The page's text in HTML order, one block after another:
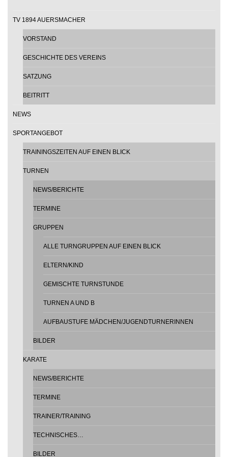
TV 1894 AUERSMACHER
VORSTAND
GESCHICHTE DES VEREINS
SATZUNG
BEITRITT
NEWS
SPORTANGEBOT
TRAININGSZEITEN AUF EINEN BLICK
TURNEN
NEWS/BERICHTE
TERMINE
GRUPPEN
ALLE TURNGRUPPEN AUF EINEN BLICK
ELTERN/KIND
GEMISCHTE TURNSTUNDE
TURNEN A UND B
AUFBAUSTUFE MÄDCHEN/JUGENDTURNERINNEN
BILDER
KARATE
NEWS/BERICHTE
TERMINE
TRAINER/TRAINING
TECHNISCHES…
BILDER